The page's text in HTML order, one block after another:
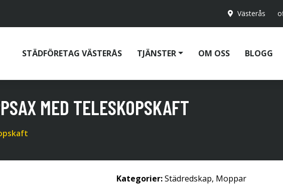
Västerås
STÄDFÖRETAG VÄSTERÅS TJÄNSTER OM OSS BLOGG
MED TELESKOPSKAFT
Kategorier:Städredskap, Moppar